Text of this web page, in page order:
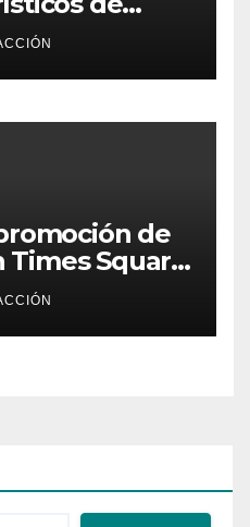
de
Times Square